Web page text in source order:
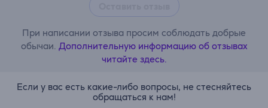
При написании отзыва просим соблюдать добрые
обычаи. Дополнительную информацию об отзывах
читайте здесь.
Если у вас есть какие-либо вопросы, не стесняйтесь
обращаться к нам!